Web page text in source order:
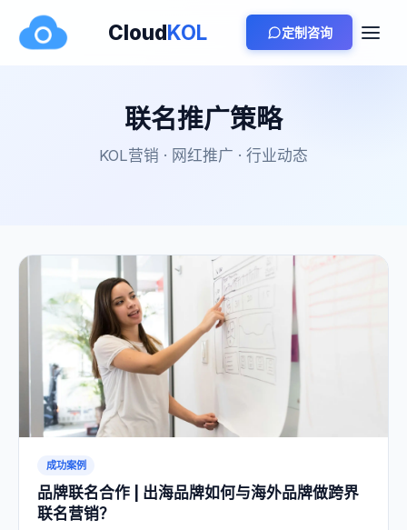
CloudKOL 定制咨询
联名推广策略
KOL营销 · 网红推广 · 行业动态
成功案例
品牌联名合作 | 出海品牌如何与海外品牌做跨界
联名营销？